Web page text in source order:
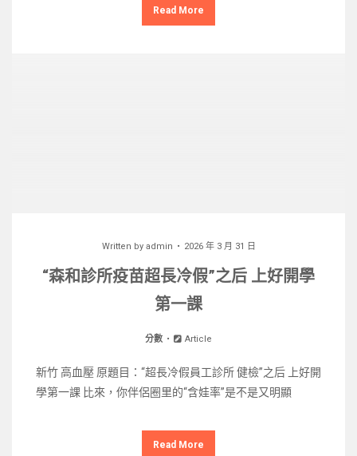
Read More
Written by admin 2026 年 3 月 31 日
“森和診所疫苗超長冷假”之后 上好開學
第一課
分數 Article
新竹 高血壓 原題目：“超長冷假員工診所 健檢”之后 上好開
學第一課 比來，你伴侶圈里的“含娃率”是不是又明顯
Read More